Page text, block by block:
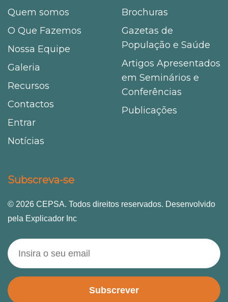
Quem somos
O Que Fazemos
Nossa Equipe
Galeria
Recursos
Contactos
Entrar
Notícias
Brochuras
Gazetas de
População e Saúde
Artigos Apresentados
em Seminários e
Conferências
Publicações
Subscreva-se
© 2026 CEPSA. Todos direitos reservados. Desenvolvido
pela Explicador Inc
Subscrever